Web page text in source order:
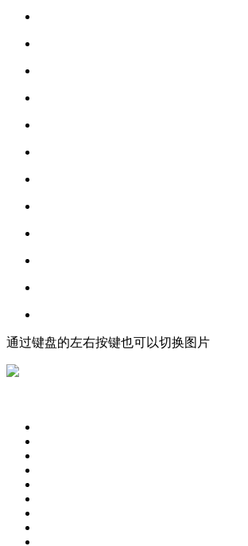
通过键盘的左右按键也可以切换图片